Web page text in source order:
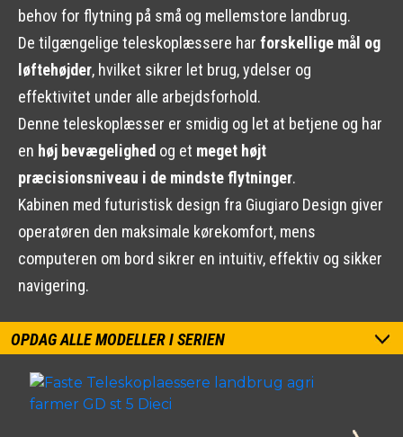
behov for flytning på små og mellemstore landbrug.
De tilgængelige teleskoplæssere har forskellige mål og
løftehøjder, hvilket sikrer let brug, ydelser og
effektivitet under alle arbejdsforhold.
Denne teleskoplæsser er smidig og let at betjene og har
en høj bevægelighed og et meget højt
præcisionsniveau i de mindste flytninger.
Kabinen med futuristisk design fra Giugiaro Design giver
operatøren den maksimale kørekomfort, mens
computeren om bord sikrer en intuitiv, effektiv og sikker
navigering.
OPDAG ALLE MODELLER I SERIEN